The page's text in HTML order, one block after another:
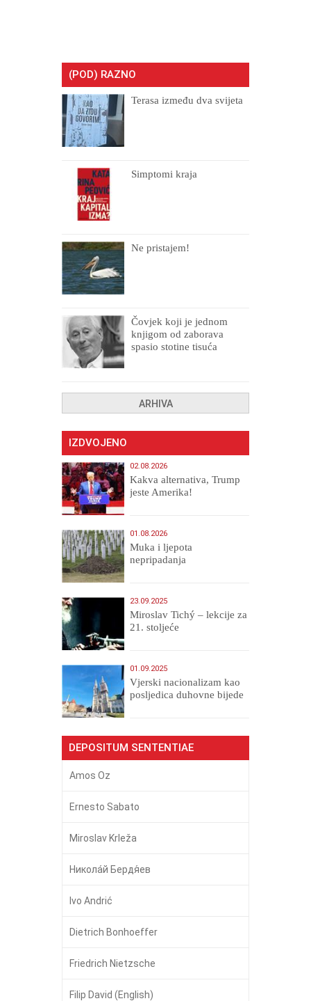
(POD) RAZNO
Terasa između dva svijeta
Simptomi kraja
Ne pristajem!
Čovjek koji je jednom
knjigom od zaborava
spasio stotine tisuća
ARHIVA
IZDVOJENO
02.08.2026
Kakva alternativa, Trump
jeste Amerika!
01.08.2026
Muka i ljepota
nepripadanja
23.09.2025
Miroslav Tichý – lekcije za
21. stoljeće
01.09.2025
​Vjerski nacionalizam kao
posljedica duhovne bijede
DEPOSITUM SENTENTIAE
Amos Oz
Ernesto Sabato
Miroslav Krleža
Никола́й Бердя́ев
Ivo Andrić
Dietrich Bonhoeffer
Friedrich Nietzsche
Filip David (English)